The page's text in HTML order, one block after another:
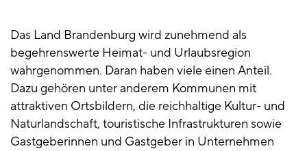
Das Land Brandenburg wird zunehmend als
begehrenswerte Heimat- und Urlaubsregion
wahrgenommen. Daran haben viele einen Anteil.
Dazu gehören unter anderem Kommunen mit
attraktiven Ortsbildern, die reichhaltige Kultur- und
Naturlandschaft, touristische Infrastrukturen sowie
Gastgeberinnen und Gastgeber in Unternehmen